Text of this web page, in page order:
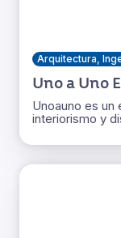
Arquitectura,
Uno a Uno
Unoauno es un
interiorismo y